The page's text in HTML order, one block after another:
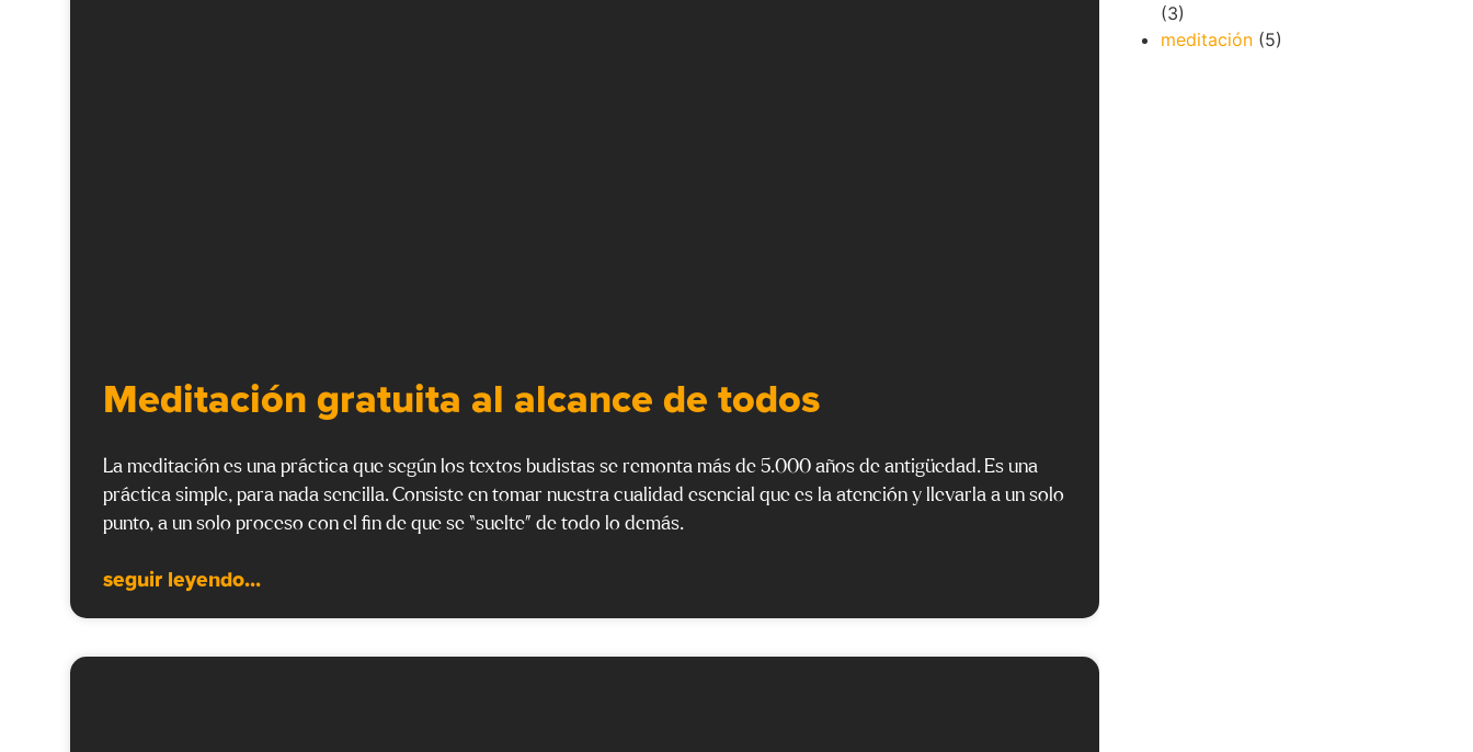
Meditación gratuita al alcance de todos
La meditación es una práctica que según los textos budistas se remonta más de 5.000 años de antigüedad. Es una
práctica simple, para nada sencilla. Consiste en tomar nuestra cualidad esencial que es la atención y llevarla a un solo
punto, a un solo proceso con el fin de que se “suelte” de todo lo demás.
seguir leyendo...
(3)
meditación (5)